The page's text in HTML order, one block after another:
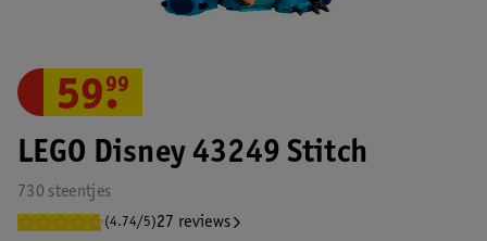
LEGO Disney 43249 Stitch
730 steentjes
(4.74/5)27 reviews
59.
99